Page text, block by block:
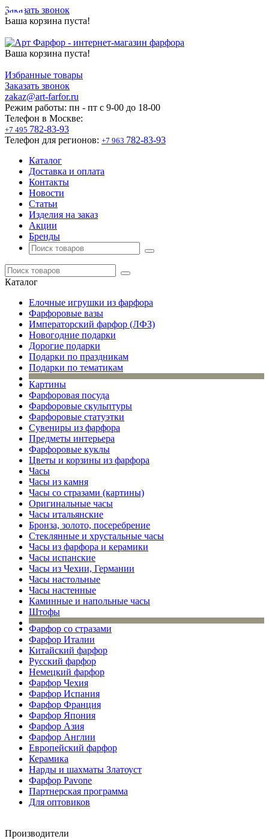
Заказать звонок
Ваша корзина пуста!
Ваша корзина пуста!
Избранные товары
Заказать звонок
zakaz@art-farfor.ru
Режим работы: пн - пт c 9-00 до 18-00
Телефон в Москве:
+7 495 782-83-93
Телефон для регионов: +7 963 782-83-93
Каталог
Доставка и оплата
Контакты
Новости
Статьи
Изделия на заказ
Акции
Бренды
Каталог
Елочные игрушки из фарфора
Фарфоровые вазы
Императорский фарфор (ЛФЗ)
Новогодние подарки
Дорогие подарки
Подарки по праздникам
Подарки по тематикам
Картины
Фарфоровая посуда
Фарфоровые скульптуры
Фарфоровые статуэтки
Сувениры из фарфора
Предметы интерьера
Фарфоровые куклы
Цветы и корзины из фарфора
Часы
Часы из камня
Часы со стразами (картины)
Оригинальные часы
Часы итальянские
Бронза, золото, посеребрение
Стеклянные и хрустальные часы
Часы из фарфора и керамики
Часы испанские
Часы из Чехии, Германии
Часы настольные
Часы настенные
Каминные и напольные часы
Штофы
Фарфор со стразами
Фарфор Италии
Китайский фарфор
Русский фарфор
Немецкий фарфор
Фарфор Чехия
Фарфор Испания
Фарфор Франция
Фарфор Япония
Фарфор Азия
Фарфор Англии
Европейский фарфор
Керамика
Нарды и шахматы Златоуст
Фарфор Pavone
Партнерская программа
Для оптовиков
Производители